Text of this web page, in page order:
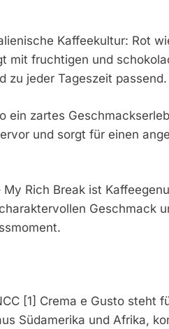
Kaffeekultur: Rot
mit fruchtigen und
zu jeder Tageszeit passend.
ein zartes
und sorgt für einen
Rich Break ist
Geschmack
[1] Crema e Gusto steht
Südamerika und Afrika,